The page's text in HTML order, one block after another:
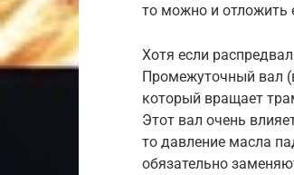
то можно и отложить
Хотя если
Промежуточный вал
который вращает
Этот вал очень
то давление масла
обязательно